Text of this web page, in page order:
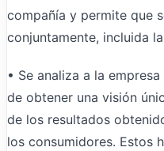
compañía y permite que
conjuntamente, incluida
• Se analiza a la
de obtener una visión
de los resultados
los consumidores. Estos